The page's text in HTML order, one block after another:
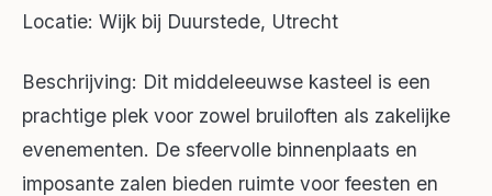
Locatie: Wijk bij Duurstede, Utrecht
Beschrijving: Dit middeleeuwse kasteel is een
prachtige plek voor zowel bruiloften als zakelijke
evenementen. De sfeervolle binnenplaats en
imposante zalen bieden ruimte voor feesten en